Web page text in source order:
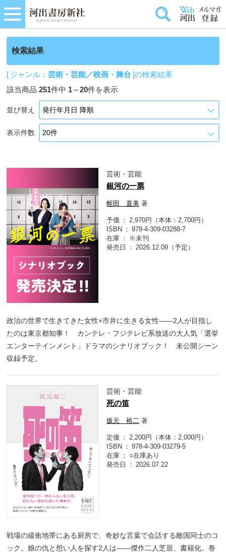
検索結果
[ ジャンル：芸術・芸能／映画・舞台 ]の検索結果
該当商品251件中 1～20件を表示
並び替え
表示件数
芸術・芸能
銀河の一票
蛭田 直美 著
予価
2,970円（本体：2,700円）
ISBN
978-4-309-03288-7
在庫
※未刊
発売日
2026.12.09（予定）
政治の世界で生きてきた女性×市井に生きる女性――2人が目指し
たのは東京都知事！ カンテレ・フジテレビ系放送の大人気「選挙
エンターテインメント」ドラマのシナリオブック！ 未公開シーン
収録予定。
芸術・芸能
死の笛
坂元 裕二 著
定価
2,200円（本体：2,000円）
ISBN
978-4-309-03279-5
在庫
○在庫あり
発売日
2026.07.22
戦場の緩衝地帯にある厨房で、奇妙な言葉で会話する敵国同士のコ
ック。娘の仇と想い人を探す2人は――傑作二人芝居、書籍化。巻